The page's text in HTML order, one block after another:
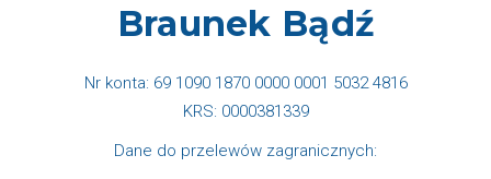
Braunek Bądź
Nr konta: 69 1090 1870 0000 0001 5032 4816
KRS: 0000381339
Dane do przelewów zagranicznych: